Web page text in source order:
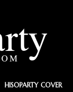
HISOPARTY COVER